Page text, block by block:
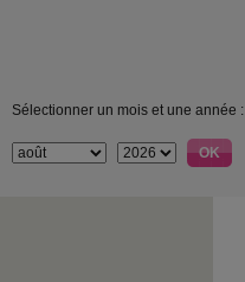
Sélectionner un mois et une année :